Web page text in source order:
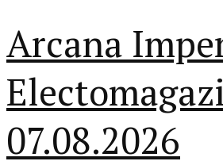
Arcana
07.08.2026